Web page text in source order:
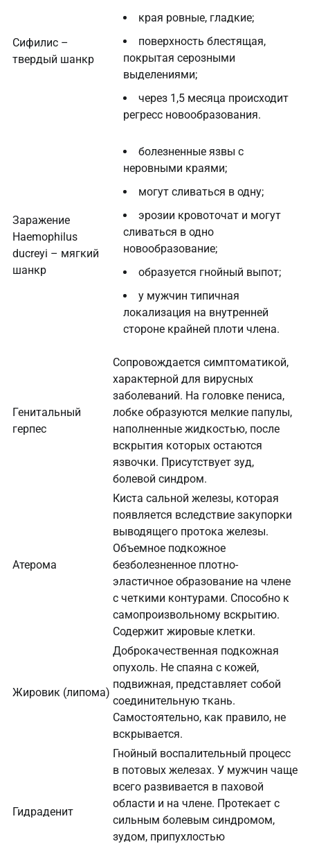
Сифилис –
твердый шанкр
края ровные, гладкие;
поверхность блестящая,
покрытая серозными
выделениями;
через 1,5 месяца происходит
регресс новообразования.
Заражение
Haemophilus
ducreyi – мягкий
шанкр
болезненные язвы с
неровными краями;
могут сливаться в одну;
эрозии кровоточат и могут
сливаться в одно
новообразование;
образуется гнойный выпот;
у мужчин типичная
локализация на внутренней
стороне крайней плоти члена.
Генитальный
герпес
Сопровождается симптоматикой,
характерной для вирусных
заболеваний. На головке пениса,
лобке образуются мелкие папулы,
наполненные жидкостью, после
вскрытия которых остаются
язвочки. Присутствует зуд,
болевой синдром.
Атерома
Киста сальной железы, которая
появляется вследствие закупорки
выводящего протока железы.
Объемное подкожное
безболезненное плотно-
эластичное образование на члене
с четкими контурами. Способно к
самопроизвольному вскрытию.
Содержит жировые клетки.
Жировик (липома)
Доброкачественная подкожная
опухоль. Не спаяна с кожей,
подвижная, представляет собой
соединительную ткань.
Самостоятельно, как правило, не
вскрывается.
Гидраденит
Гнойный воспалительный процесс
в потовых железах. У мужчин чаще
всего развивается в паховой
области и на члене. Протекает с
сильным болевым синдромом,
зудом, припухлостью